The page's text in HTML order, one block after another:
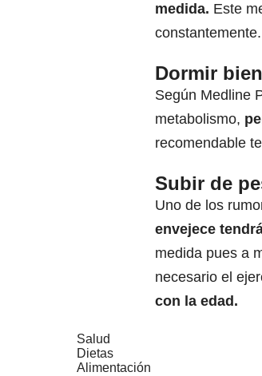
medida. Este
constantemente.
Dormir bien
Según Medline
metabolismo,
recomendable
Subir de
Uno de los
envejece
medida pues a
necesario el
con la edad.
Salud
Dietas
Alimentación